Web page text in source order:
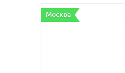
Москва